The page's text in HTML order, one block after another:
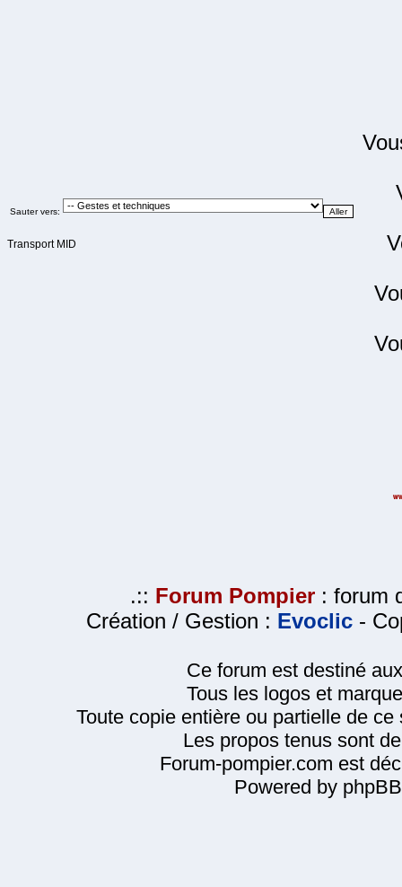
Sauter vers:
Transport MID
.:: Forum Pompier : forum
Création / Gestion : Evoclic -
Ce forum est destiné
Tous les logos et
Toute copie entière ou partielle de
Les propos tenus sont
Forum-pompier.com est
Powered by